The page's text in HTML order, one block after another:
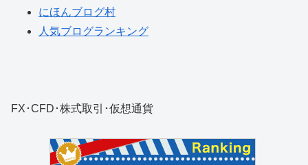
にほんブログ村
人気ブログランキング
FX･CFD･株式取引･仮想通貨